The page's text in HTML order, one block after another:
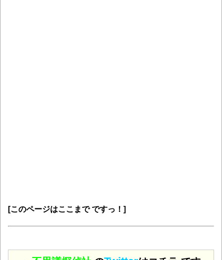
[このページはここまで ですっ！]